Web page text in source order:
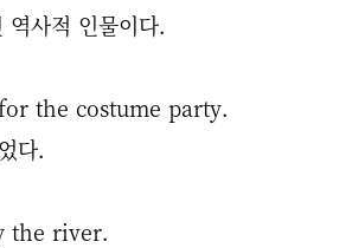
역사적 인물이다.
the costume party.
다.
the river.